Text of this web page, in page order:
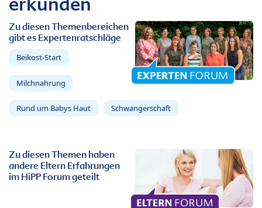
Zu diesen Themenbereichen
gibt es Expertenratschläge
Beikost-Start
Milchnahrung
Rund um Babys Haut Schwangerschaft
Zu diesen Themen haben
andere Eltern Erfahrungen
im HiPP Forum geteilt